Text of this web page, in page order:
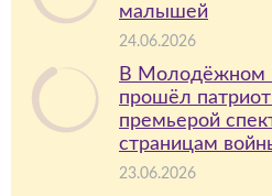
малышей
24.06.2026
В Молодёжном
прошёл
премьерой
страницам
23.06.2026